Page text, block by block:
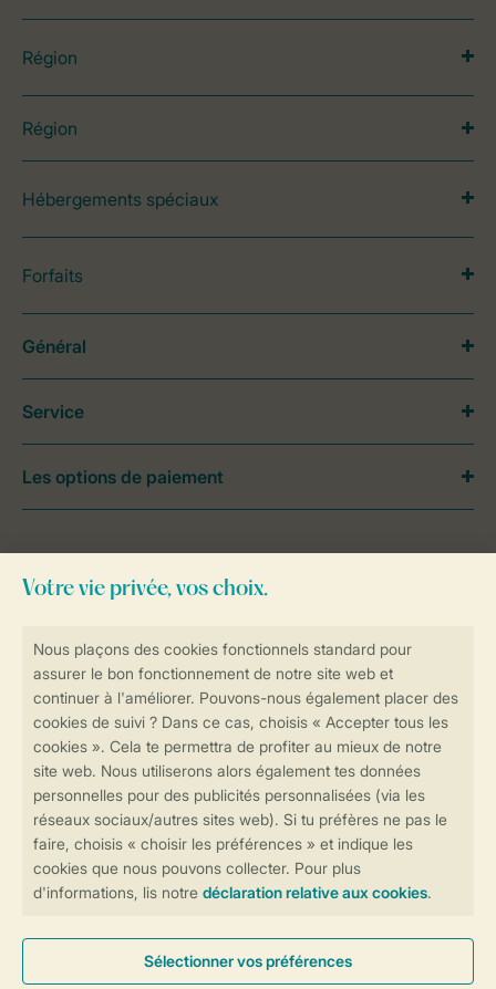
Plus d’infos et préférences
Réservations en ligne rapides et sécurisées
Transmission sécurisée des données
Paiement sécurisé
Région
Région
Hébergements spéciaux
Forfaits
contactez notreContact Center.
Général
Service
Les options de paiement